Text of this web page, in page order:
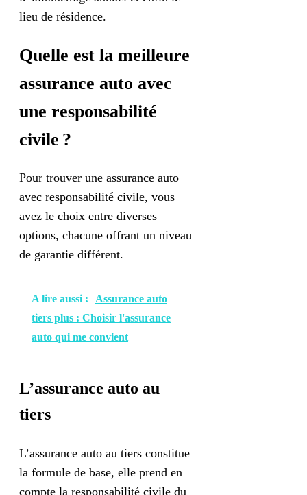
lieu de résidence.
Quelle est la meilleure
assurance auto avec
une responsabilité
civile ?
Pour trouver une assurance auto
avec responsabilité civile, vous
avez le choix entre diverses
options, chacune offrant un niveau
de garantie différent.
A lire aussi :
Assurance auto
tiers plus : Choisir l'assurance
auto qui me convient
L’assurance auto au
tiers
L’assurance auto au tiers constitue
la formule de base, elle prend en
compte la responsabilité civile du